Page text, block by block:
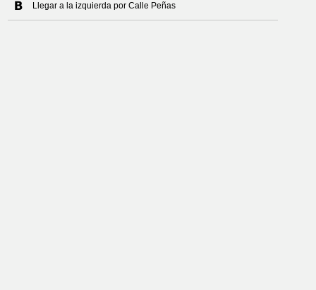
Llegar a la izquierda por Calle Peñas